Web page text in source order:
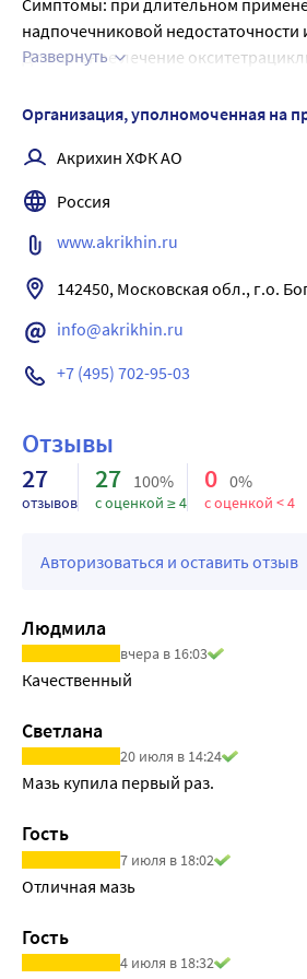
Симптомы: при длительном
надпочечниковой
Длительное лечение
Взаимодействие с другими
Развернуть
Организация, уполномоченная на
Акрихин ХФК АО
Россия
www.akrikhin.ru
142450, Московская обл., г.о.
info@akrikhin.ru
+7 (495) 702-95-03
Отзывы
27
отзывов
27 100%
с оценкой ≥ 4
0 0%
с оценкой < 4
Авторизоваться и оставить отзыв
Людмила
вчера в 16:03
Качественный
Светлана
20 июля в 14:24
Мазь купила первый раз.
Гость
7 июля в 18:02
Отличная мазь
Гость
4 июля в 18:32